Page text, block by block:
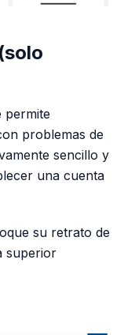
permite
problemas de
sencillo y
una cuenta
su retrato de
superior